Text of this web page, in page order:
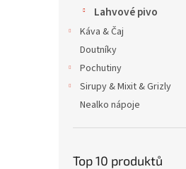
Lahvové pivo
Káva & Čaj
Doutníky
Pochutiny
Sirupy & Mixit & Grizly
Nealko nápoje
Top 10 produktů